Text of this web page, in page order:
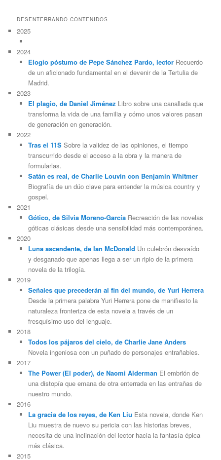
DESENTERRANDO CONTENIDOS
2025
2024
Elogio póstumo de Pepe Sánchez Pardo, lectorRecuerdo
de un aficionado fundamental en el devenir de la Tertulia de
Madrid.
2023
El plagio, de Daniel Jiménez Libro sobre una canallada que
transforma la vida de una familia y cómo unos valores pasan
de generación en generación.
2022
Tras el 11SSobre la validez de las opiniones, el tiempo
transcurrido desde el acceso a la obra y la manera de
formularlas.
Satán es real, de Charlie Louvin con Benjamin Whitmer
Biografía de un dúo clave para entender la música country y
gospel.
2021
Gótico, de Silvia Moreno-GarcíaRecreación de las novelas
góticas clásicas desde una sensibilidad más contemporánea.
2020
Luna ascendente, de Ian McDonald Un culebrón desvaído
y desganado que apenas llega a ser un ripio de la primera
novela de la trilogía.
2019
Señales que precederán al fin del mundo, de Yuri Herrera
Desde la primera palabra Yuri Herrera pone de manifiesto la
naturaleza fronteriza de esta novela a través de un
fresquísimo uso del lenguaje.
2018
Todos los pájaros del cielo, de Charlie Jane Anders
Novela ingeniosa con un puñado de personajes entrañables.
2017
The Power (El poder), de Naomi Alderman El embrión de
una distopía que emana de otra enterrada en las entrañas de
nuestro mundo.
2016
La gracia de los reyes, de Ken Liu Esta novela, donde Ken
Liu muestra de nuevo su pericia con las historias breves,
necesita de una inclinación del lector hacia la fantasía épica
más clásica.
2015